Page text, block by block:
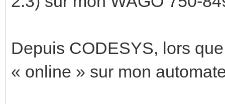
Depuis CODESYS, lors
« online » sur mon